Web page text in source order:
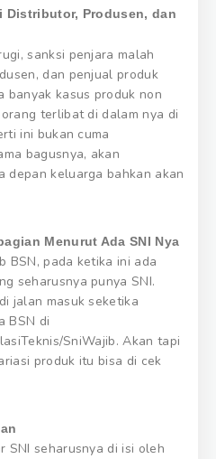
Distributor, Produsen, dan
sanksi penjara malah
dan penjual produk
banyak kasus produk non
terlibat di dalam nya di
ini bukan cuma
bagusnya, akan
depan keluarga bahkan akan
Menurut Ada SNI Nya
BSN, pada ketika ini ada
seharusnya punya SNI.
jalan masuk seketika
BSN di
SniWajib. Akan tapi
produk itu bisa di cek
SNI seharusnya di isi oleh